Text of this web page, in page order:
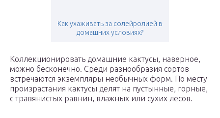
Как ухаживать за солейролией в
домашних условиях?
Коллекционировать домашние кактусы, наверное,
можно бесконечно. Среди разнообразия сортов
встречаются экземпляры необычных форм. По месту
произрастания кактусы делят на пустынные, горные,
с травянистых равнин, влажных или сухих лесов.